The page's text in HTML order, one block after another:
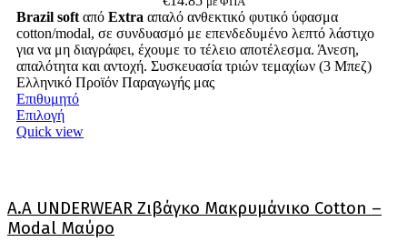
στη
σελίδα
του
προϊόντος
Brazil soft από Extra απαλό ανθεκτικό φυτικό ύφασμα
cotton/modal, σε συνδυασμό με επενδεδυμένο λεπτό λάστιχο
για να μη διαγράφει, έχουμε το τέλειο αποτέλεσμα. Άνεση,
απαλότητα και αντοχή. Συσκευασία τριών τεμαχίων (3 Μπεζ)
Ελληνικό Προϊόν Παραγωγής μας
Επιθυμητό
ΕπιλογήΑυτό
το
Οι
επιλογές
Quick view
Α.A UNDERWEAR Ζιβάγκο Μακρυμάνικο Cotton –
Modal Μαύρο